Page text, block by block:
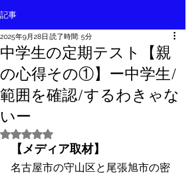
記事
中学生の定期テスト【親
の心得その①】ー中学生/
範囲を確認/するわきゃな
いー
2025年9月28日 読了時間: 5分
5つ星のうちNaNと評価されています。
【メディア取材】
名古屋市の守山区と尾張旭市の密